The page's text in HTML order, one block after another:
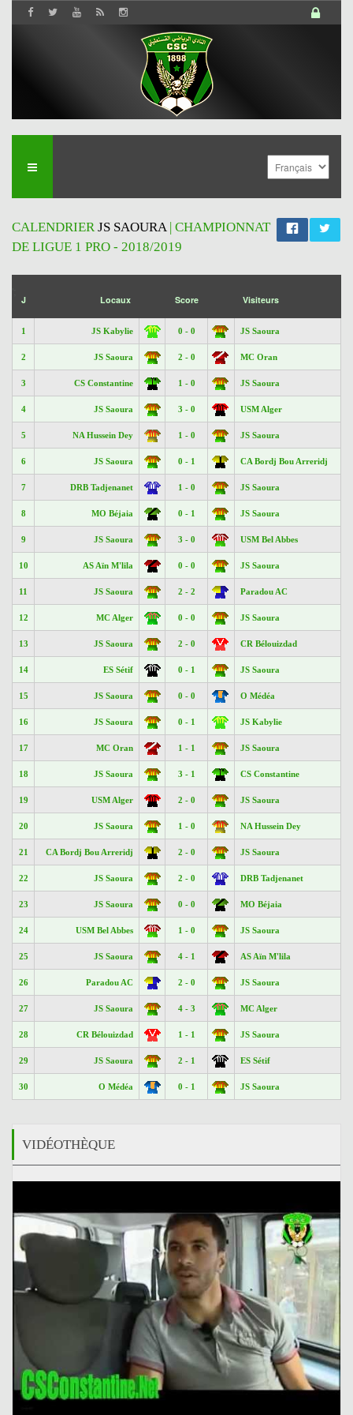
CALENDRIERJS SAOURA| CHAMPIONNAT
DE LIGUE 1 PRO - 2018/2019
J Locaux Score Visiteurs
1 JS Kabylie 0 - 0 JS Saoura
2 JS Saoura 2 - 0 MC Oran
3 CS Constantine 1 - 0 JS Saoura
4 JS Saoura 3 - 0 USM Alger
5 NA Hussein Dey 1 - 0 JS Saoura
6 JS Saoura 0 - 1 CA Bordj Bou Arreridj
7 DRB Tadjenanet 1 - 0 JS Saoura
8 MO Béjaia 0 - 1 JS Saoura
9 JS Saoura 3 - 0 USM Bel Abbes
10 AS Aïn M'lila 0 - 0 JS Saoura
11 JS Saoura 2 - 2 Paradou AC
12 MC Alger 0 - 0 JS Saoura
13 JS Saoura 2 - 0 CR Bélouizdad
14 ES Sétif 0 - 1 JS Saoura
15 JS Saoura 0 - 0 O Médéa
16 JS Saoura 0 - 1 JS Kabylie
17 MC Oran 1 - 1 JS Saoura
18 JS Saoura 3 - 1 CS Constantine
19 USM Alger 2 - 0 JS Saoura
20 JS Saoura 1 - 0 NA Hussein Dey
21 CA Bordj Bou Arreridj 2 - 0 JS Saoura
22 JS Saoura 2 - 0 DRB Tadjenanet
23 JS Saoura 0 - 0 MO Béjaia
24 USM Bel Abbes 1 - 0 JS Saoura
25 JS Saoura 4 - 1 AS Aïn M'lila
26 Paradou AC 2 - 0 JS Saoura
27 JS Saoura 4 - 3 MC Alger
28 CR Bélouizdad 1 - 1 JS Saoura
29 JS Saoura 2 - 1 ES Sétif
30 O Médéa 0 - 1 JS Saoura
VIDÉOTHÈQUE